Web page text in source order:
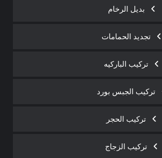
بديل الرخام
تجديد الحمامات
تركيب الباركيه
تركيب الجبس بورد
تركيب الحجر
تركيب الزجاج